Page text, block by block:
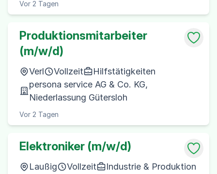
Vor 2 Tagen
Produktionsmitarbeiter
(m/w/d)
Verl Vollzeit
Hilfstätigkeiten
persona service AG & Co. KG,
Niederlassung Gütersloh
Vor 2 Tagen
Elektroniker (m/w/d)
Laußig Vollzeit
Industrie & Produktion